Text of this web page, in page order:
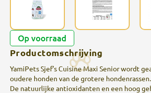
Op voorraad
Productomschrijving
YamiPets Sjef’s Cuisine Maxi Senior wordt
oudere honden van de grotere hondenrassen.
De natuurlijke antioxidanten en een hoog